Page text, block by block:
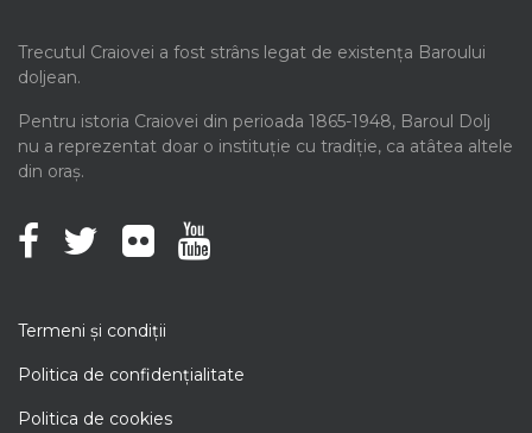
Trecutul Craiovei a fost strâns legat de existența Baroului
doljean.
Pentru istoria Craiovei din perioada 1865-1948, Baroul Dolj
nu a reprezentat doar o instituție cu tradiție, ca atâtea altele
din oraș.
Termeni şi condiţii
Politica de confidenţialitate
Politica de cookies